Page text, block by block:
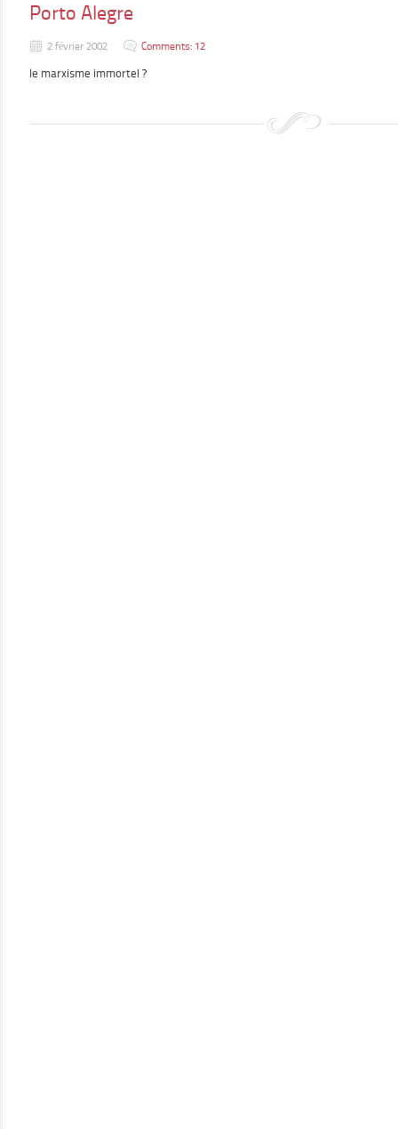
Porto Alegre
2 février 2002 Comments: 12
le marxisme immortel ?